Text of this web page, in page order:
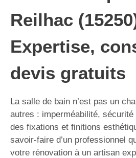
Reilhac
Expertise,
devis gratuits
La salle de bain n’est pas un
autres : imperméabilité,
des fixations et finitions
savoir-faire d’un professionnel
votre rénovation à un artisan